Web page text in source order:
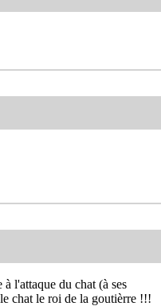
l'attaque du chat (à ses
chat le roi de la goutièrre !!!